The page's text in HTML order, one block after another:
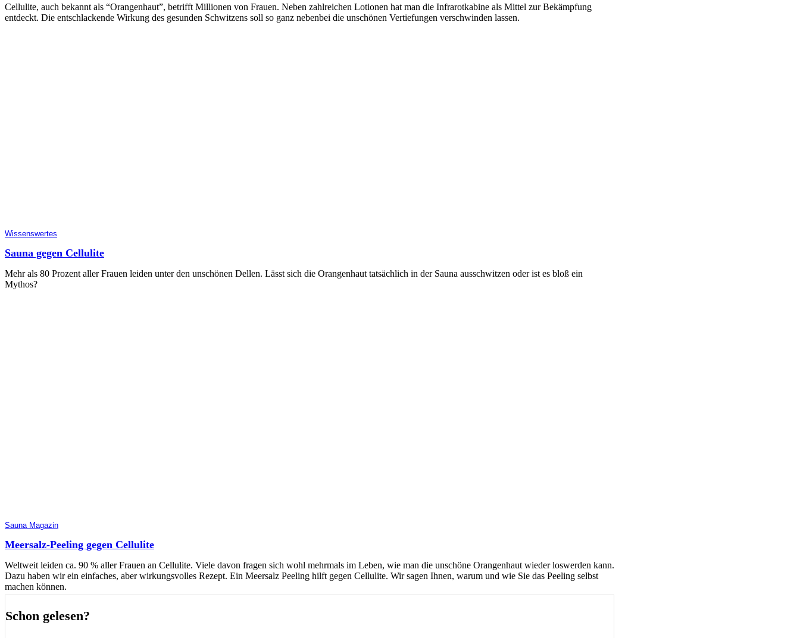
Cellulite, auch bekannt als “Orangenhaut”, betrifft Millionen von Frauen. Neben zahlreichen Lotionen hat man die Infrarotkabine als Mittel zur Bekämpfung
entdeckt. Die entschlackende Wirkung des gesunden Schwitzens soll so ganz nebenbei die unschönen Vertiefungen verschwinden lassen.
Wissenswertes
Sauna gegen Cellulite
Mehr als 80 Prozent aller Frauen leiden unter den unschönen Dellen. Lässt sich die Orangenhaut tatsächlich in der Sauna ausschwitzen oder ist es bloß ein
Mythos?
Sauna Magazin
Meersalz-Peeling gegen Cellulite
Weltweit leiden ca. 90 % aller Frauen an Cellulite. Viele davon fragen sich wohl mehrmals im Leben, wie man die unschöne Orangenhaut wieder loswerden kann.
Dazu haben wir ein einfaches, aber wirkungsvolles Rezept. Ein Meersalz Peeling hilft gegen Cellulite. Wir sagen Ihnen, warum und wie Sie das Peeling selbst
machen können.
Schon gelesen?